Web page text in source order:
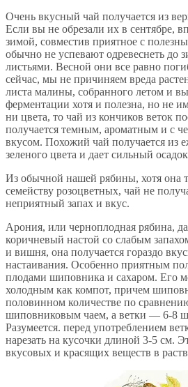
Очень вкусный чай получается из
Если вы не обрезали их в сентябре,
зимой, совместив приятное с
обычно не успевают одревеснеть до
листьями. Весной они все равно
сейчас, мы не причиняем вреда
листа малины, собранного летом и
ферментации хотя и полезна, но не
ни цвета, то чай из кончиков веток
получается темным, ароматным и с
вкусом. Похожий чай получается из
зеленого цвета и дает сильный
Из обычной нашей рябины, хотя она
семейству розоцветных, чай не
неприятный запах и вкус.
Арония, или черноплодная рябина,
коричневый настой со слабым
и вишня, она получается гораздо
настаивания. Особенно приятным
плодами шиповника и сахаром. Его
холодным как компот, причем
половинном количестве по
шиповниковым чаем, а ветки — 6-8
Разумеется. перед употреблением
нарезать на кусочки длиной 3-5 см.
вкусовых и красящих веществ в